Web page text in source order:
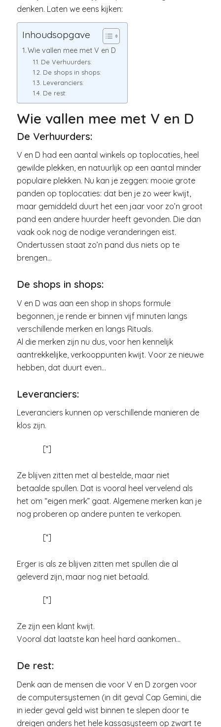
denken. Laten we eens kijken:
Inhoudsopgave
Wie vallen mee met V en D
De Verhuurders:
De shops in shops:
Leveranciers:
De rest:
Wie vallen mee met V en D
De Verhuurders:
V en D had een aantal winkels op toplocaties, heel
gewilde plekken, en natuurlijk op een aantal minder
populaire plekken. Nu kan je zeggen: mooie grote
panden op toplocaties: dat ben je zo weer kwijt,
maar gemiddeld duurt het een jaar voor zo’n groot
pand een andere huurder heeft gevonden. Die dan
vaak ook nog de nodige veranderingen eist.
Ondertussen staat zo’n pand dus niets op te
brengen…
De shops in shops:
V en D was aan een shop in shops formule
begonnen, je rende er binnen vijf minuten langs
verschillende merken en langs Rituals.
Al die merken zijn nu dus, voor hen kennelijk
aantrekkelijke, verkooppunten kwijt. Voor ze nieuwe
hebben, dat duurt even…
Leveranciers:
Leveranciers kunnen op verschillende manieren de
klos zijn.
[*]
Ze blijven zitten met al bestelde, maar niet
betaalde spullen. Dat is vooral heel vervelend als
het om “eigen merk” gaat. Algemene merken kan je
nog proberen op andere punten te verkopen.
[*]
Erger is als ze blijven zitten met spullen die al
geleverd zijn, maar nog niet betaald.
[*]
Ze zijn een klant kwijt.
Vooral dat laatste kan heel hard aankomen…
De rest:
Denk aan de mensen die voor V en D zorgen voor
de computersystemen (in dit geval Cap Gemini, die
in ieder geval geld wist binnen te slepen door te
dreigen anders het hele kassasysteem op zwart te